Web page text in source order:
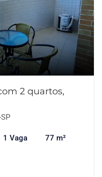
2 quartos,
1 Vaga 77 m²